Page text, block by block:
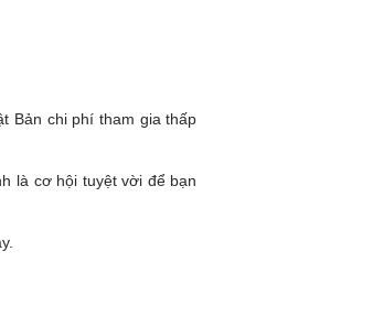
Bản chi phí tham gia thấp
là cơ hội tuyệt vời để bạn